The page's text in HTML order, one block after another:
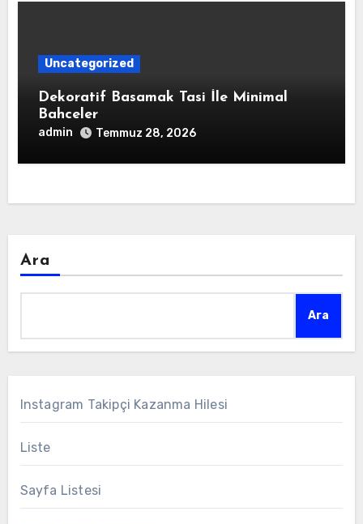
Uncategorized
Dekoratif Basamak Tasi İle Minimal
Bahceler
admin Temmuz 28, 2026
Ara
Ara
Instagram Takipçi Kazanma Hilesi
Liste
Sayfa Listesi